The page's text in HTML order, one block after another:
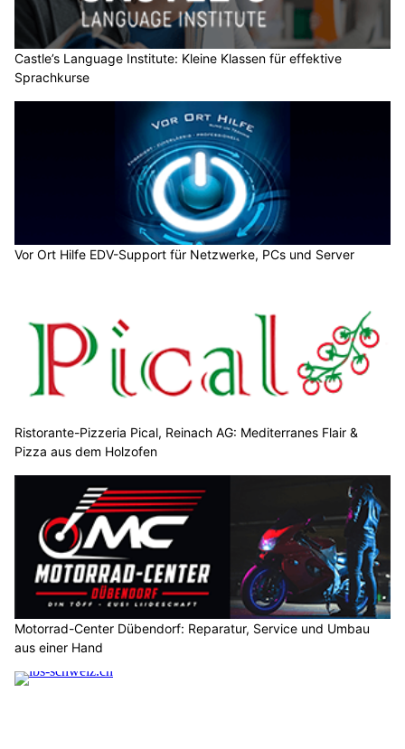
Castle’s Language Institute: Kleine Klassen für effektive
Sprachkurse
Vor Ort Hilfe EDV-Support für Netzwerke, PCs und Server
Ristorante-Pizzeria Pical, Reinach AG: Mediterranes Flair &
Pizza aus dem Holzofen
Motorrad-Center Dübendorf: Reparatur, Service und Umbau
aus einer Hand